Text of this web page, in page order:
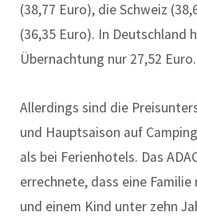
(38,77 Euro), die Schweiz
(36,35 Euro). In Deutschland
Übernachtung nur 27,52 Euro.
Allerdings sind die
und Hauptsaison auf
als bei Ferienhotels. Das
errechnete, dass eine
und einem Kind unter zehn